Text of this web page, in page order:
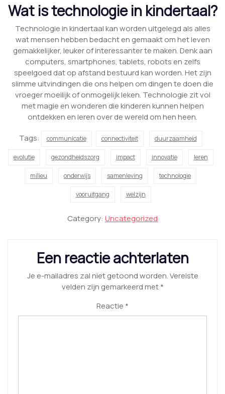
Wat is technologie in kindertaal?
Technologie in kindertaal kan worden uitgelegd als alles
wat mensen hebben bedacht en gemaakt om het leven
gemakkelijker, leuker of interessanter te maken. Denk aan
computers, smartphones, tablets, robots en zelfs
speelgoed dat op afstand bestuurd kan worden. Het zijn
slimme uitvindingen die ons helpen om dingen te doen die
vroeger moeilijk of onmogelijk leken. Technologie zit vol
met magie en wonderen die kinderen kunnen helpen
ontdekken en leren over de wereld om hen heen.
Tags:
communicatie connectiviteit duurzaamheid
evolutie gezondheidszorg impact innovatie leren
milieu onderwijs samenleving technologie
vooruitgang welzijn
Category: Uncategorized
Een reactie achterlaten
Je e-mailadres zal niet getoond worden.Vereiste
velden zijn gemarkeerd met*
Reactie *